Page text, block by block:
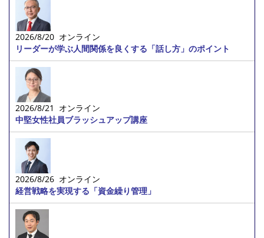
2026/8/20 オンライン
リーダーが学ぶ人間関係を良くする「話し方」のポイント
2026/8/21 オンライン
中堅女性社員ブラッシュアップ講座
2026/8/26 オンライン
経営戦略を実現する「資金繰り管理」